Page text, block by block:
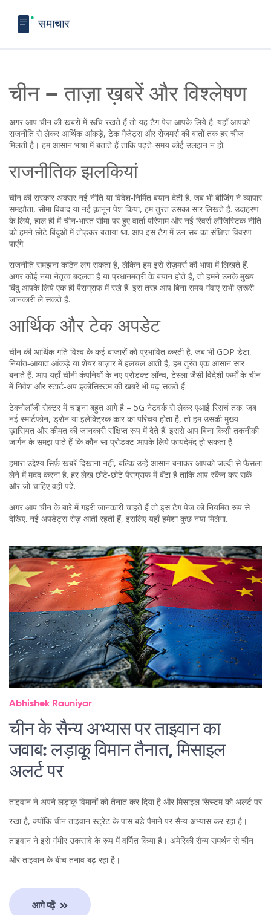
चीन – ताज़ा ख़बरें और विश्लेषण
अगर आप चीन की खबरों में रूचि रखते हैं तो यह टैग पेज आपके लिये है. यहाँ आपको
राजनीति से लेकर आर्थिक आंकड़े, टेक गैजेट्स और रोज़मर्रा की बातों तक हर चीज
मिलती है। हम आसान भाषा में बताते हैं ताकि पढ़ते‑समय कोई उलझन न हो.
राजनीतिक झलकियां
चीन की सरकार अक्सर नई नीति या विदेश‑निर्मित बयान देती है. जब भी बीजिंग ने व्यापार
समझौता, सीमा विवाद या नई क़ानून पेश किया, हम तुरंत उसका सार लिखते हैं. उदाहरण
के लिये, हाल ही में चीन‑भारत सीमा पर हुए वार्ता परिणाम और नई रिवर्स लॉजिस्टिक नीति
को हमने छोटे बिंदुओं में तोड़कर बताया था. आप इस टैग में उन सब का संक्षिप्त विवरण
पाएंगे.
राजनीति समझना कठिन लग सकता है, लेकिन हम इसे रोज़मर्रा की भाषा में लिखते हैं.
अगर कोई नया नेतृत्व बदलता है या प्रधानमंत्री के बयान होते हैं, तो हमने उनके मुख्य
बिंदु आपके लिये एक ही पैराग्राफ में रखे हैं. इस तरह आप बिना समय गंवाए सभी ज़रूरी
जानकारी ले सकते हैं.
आर्थिक और टेक अपडेट
चीन की आर्थिक गति विश्व के कई बाजारों को प्रभावित करती है. जब भी GDP डेटा,
निर्यात‑आयात आंकड़े या शेयर बाज़ार में हलचल आती है, हम तुरंत एक आसान सार
बनाते हैं. आप यहाँ चीनी कंपनियों के नए प्रोडक्ट लॉन्च, टेस्ला जैसी विदेशी फर्मों के चीन
में निवेश और स्टार्ट‑अप इकोसिस्टम की खबरें भी पढ़ सकते हैं.
टेक्नोलॉजी सेक्टर में चाइना बहुत आगे है – 5G नेटवर्क से लेकर एआई रिसर्च तक. जब
नई स्मार्टफोन, ड्रोन या इलेक्ट्रिक कार का परिचय होता है, तो हम उसकी मुख्य
ख़ासियत और कीमत की जानकारी संक्षिप्त रूप में देते हैं. इससे आप बिना किसी तकनीकी
जार्गन के समझ पाते हैं कि कौन सा प्रोडक्ट आपके लिये फायदेमंद हो सकता है.
हमारा उद्देश्य सिर्फ़ खबरें दिखाना नहीं, बल्कि उन्हें आसान बनाकर आपको जल्दी से फैसला
लेने में मदद करना है. हर लेख छोटे‑छोटे पैराग्राफ में बँटा है ताकि आप स्कैन कर सकें
और जो चाहिए वही पढ़ें.
अगर आप चीन के बारे में गहरी जानकारी चाहते हैं तो इस टैग पेज को नियमित रूप से
देखिए. नई अपडेट्स रोज़ आती रहती हैं, इसलिए यहाँ हमेशा कुछ नया मिलेगा.
Abhishek Rauniyar
चीन के सैन्य अभ्यास पर ताइवान का
जवाब: लड़ाकू विमान तैनात, मिसाइल
अलर्ट पर
ताइवान ने अपने लड़ाकू विमानों को तैनात कर दिया है और मिसाइल सिस्टम को अलर्ट पर
रखा है, क्योंकि चीन ताइवान स्ट्रेट के पास बड़े पैमाने पर सैन्य अभ्यास कर रहा है।
ताइवान ने इसे गंभीर उकसावे के रूप में वर्णित किया है। अमेरिकी सैन्य समर्थन से चीन
और ताइवान के बीच तनाव बढ़ रहा है।
आगे पढ़ें